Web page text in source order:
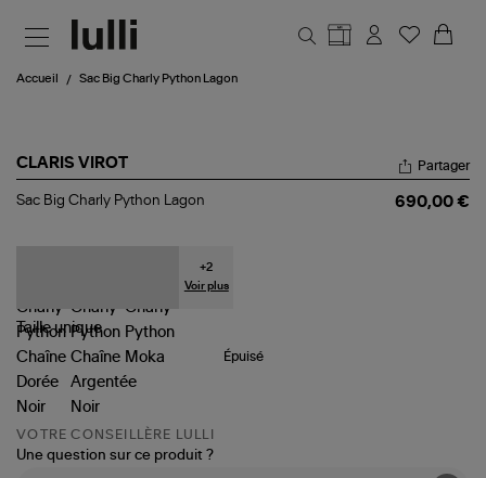
Accueil Sac Big Charly Python Lagon
CLARIS VIROT
Sac
Partager
Sac Big Charly Python Lagon 690,00 €
+2
Voir plus
Tailleunique
Épuisé
VOTRE CONSEILLÈRE LULLI
Une question sur ce produit ?